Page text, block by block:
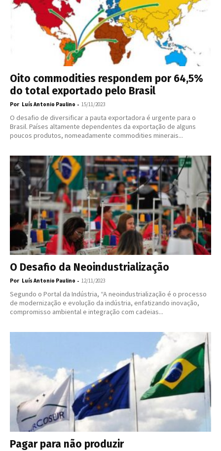
Oito commodities respondem por 64,5%
do total exportado pelo Brasil
Por Luís Antonio Paulino - 15/11/2023
O desafio de diversificar a pauta exportadora é urgente para o
Brasil. Países altamente dependentes da exportação de alguns
poucos produtos, nomeadamente commodities minerais...
O Desafio da Neoindustrialização
Por Luís Antonio Paulino - 12/11/2023
Segundo o Portal da Indústria, “A neoindustrialização é o processo
de modernização e evolução da indústria, enfatizando inovação,
compromisso ambiental e integração com cadeias...
Pagar para não produzir